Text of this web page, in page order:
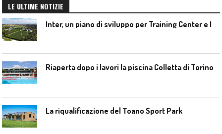
LE ULTIME NOTIZIE
Riaperta dopo i lavori la piscina Colletta di Torino
La riqualificazione del Toano Sport Park